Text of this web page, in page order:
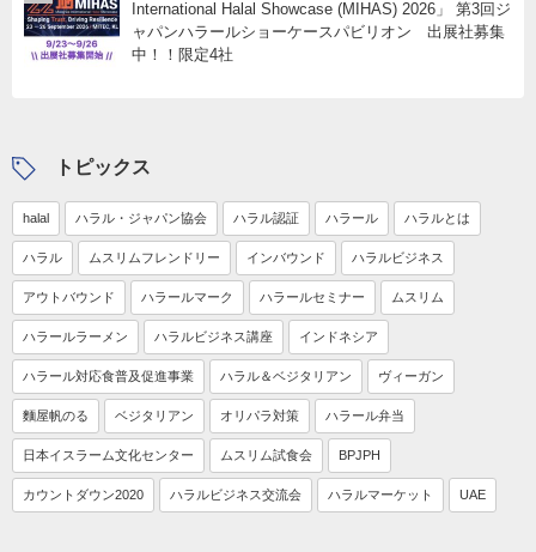
International Halal Showcase (MIHAS) 2026」 第3回ジ
ャパンハラールショーケースパビリオン 出展社募集
中！！限定4社
トピックス
halal ハラル・ジャパン協会 ハラル認証 ハラール ハラルとは
ハラル ムスリムフレンドリー インバウンド ハラルビジネス
アウトバウンド ハラールマーク ハラールセミナー ムスリム
ハラールラーメン ハラルビジネス講座 インドネシア
ハラール対応食普及促進事業 ハラル＆ベジタリアン ヴィーガン
麵屋帆のる ベジタリアン オリパラ対策 ハラール弁当
日本イスラーム文化センター ムスリム試食会 BPJPH
カウントダウン2020 ハラルビジネス交流会 ハラルマーケット UAE